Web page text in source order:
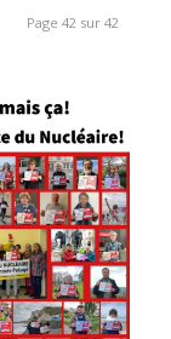
Page 42 sur 42